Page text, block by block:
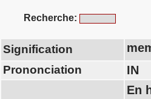
Recherche:
Signification
Prononciation IN
En